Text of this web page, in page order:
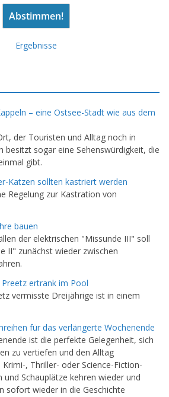
Ergebnisse
– eine Ostsee-Stadt wie aus dem
der Touristen und Alltag noch in
besitzt sogar eine Sehenswürdigkeit, die
gibt.
Katzen sollten kastriert werden
Regelung zur Kastration von
bauen
der elektrischen "Missunde III" soll
II" zunächst wieder zwischen
ertrank im Pool
vermisste Dreijährige ist in einem
für das verlängerte Wochenende
ist die perfekte Gelegenheit, sich
zu vertiefen und den Alltag
, Thriller- oder Science-Fiction-
und Schauplätze kehren wieder und
sofort wieder in die Geschichte